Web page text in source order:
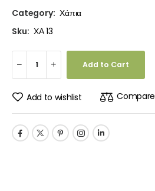
Category: Χάπια
Sku: ΧΑ 13
Add to Cart
Add to wishlist Compare